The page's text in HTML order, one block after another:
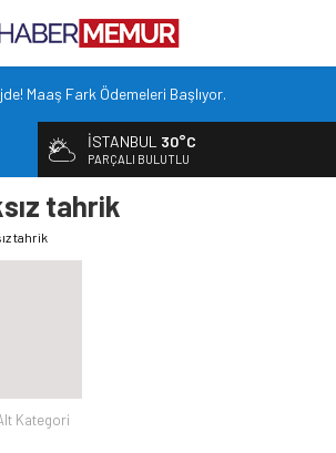
Maaş Fark Ödemeleri Başlıyor.
duyurdu: 81 ile 30bin TYP kontenjanı
7 Haftanın Zirvesinde!
540 konut ve iş yerini açık arttırma usulü satışa
Görevde Yükselme ve Unvan Değişikliği
İSTANBUL 30°C
PARÇALI BULUTLU
tahrik
tahrik
Kategori